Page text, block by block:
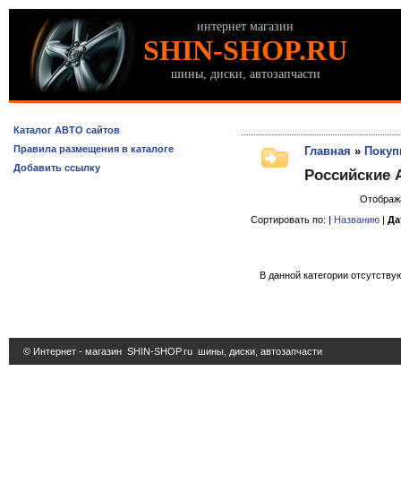
интернет магазин
SHIN-SHOP.RU
шины, диски, автозапчасти
Каталог АВТО сайтов
Правила размещения в каталоге
Добавить ссылку
Главная »
Российские
Сортировать по: | Названию |
В данной категории
© Интернет - магазин SHIN-SHOP.ru шины, диски, автозапчасти